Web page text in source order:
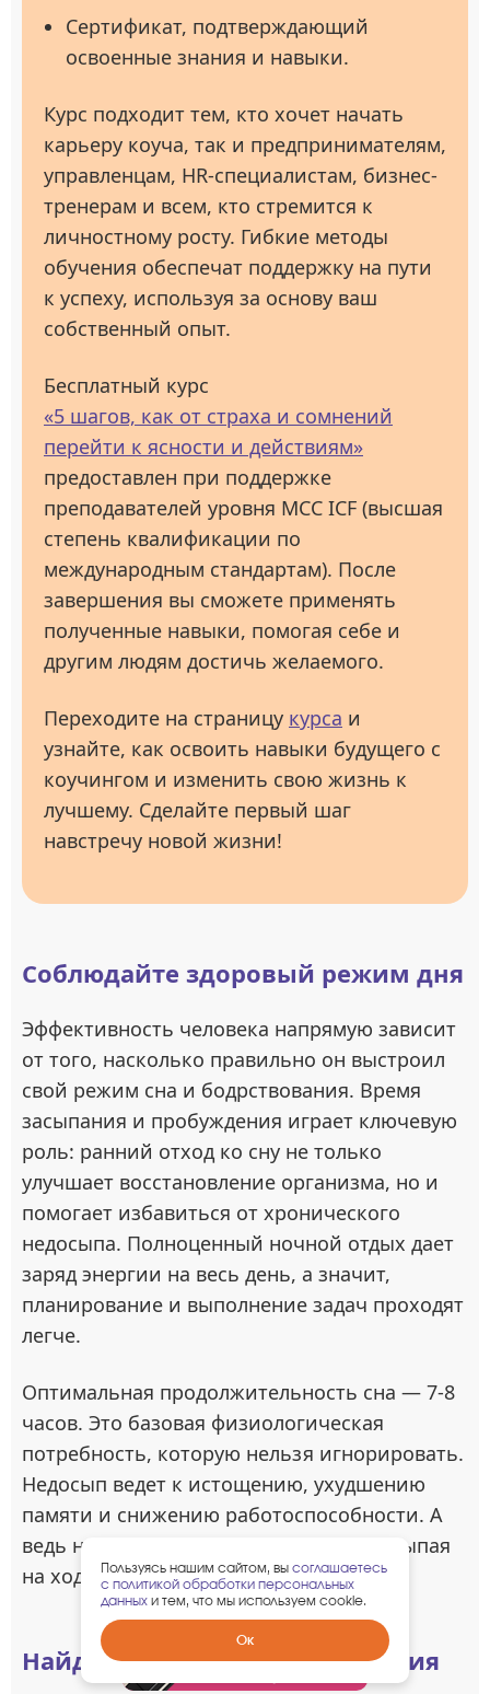
Сертификат, подтверждающий
освоенные знания и навыки.
Курс подходит тем, кто хочет начать
карьеру коуча, так и предпринимателям,
управленцам, HR-специалистам, бизнес-
тренерам и всем, кто стремится к
личностному росту. Гибкие методы
обучения обеспечат поддержку на пути
к успеху, используя за основу ваш
собственный опыт.
Бесплатный курс
«5 шагов, как от страха и сомнений
перейти к ясности и действиям»
предоставлен при поддержке
преподавателей уровня МСС ICF (высшая
степень квалификации по
международным стандартам). После
завершения вы сможете применять
полученные навыки, помогая себе и
другим людям достичь желаемого.
Переходите на страницу курса и
узнайте, как освоить навыки будущего с
коучингом и изменить свою жизнь к
лучшему. Сделайте первый шаг
навстречу новой жизни!
Соблюдайте здоровый режим дня
Эффективность человека напрямую зависит
от того, насколько правильно он выстроил
свой режим сна и бодрствования. Время
засыпания и пробуждения играет ключевую
роль: ранний отход ко сну не только
улучшает восстановление организма, но и
помогает избавиться от хронического
недосыпа. Полноценный ночной отдых дает
заряд энергии на весь день, а значит,
планирование и выполнение задач проходят
легче.
Оптимальная продолжительность сна — 7-8
часов. Это базовая физиологическая
потребность, которую нельзя игнорировать.
Недосып ведет к истощению, ухудшению
памяти и снижению работоспособности. А
ведь невозможно добиться успеха, засыпая
на ходу.
Найдите источник вдохновения
Забрать
гарантированный
Пользуясь нашим сайтом, вы соглашаетесь
с политикой обработки персональных
данных и тем, что мы используем cookie.
Ок